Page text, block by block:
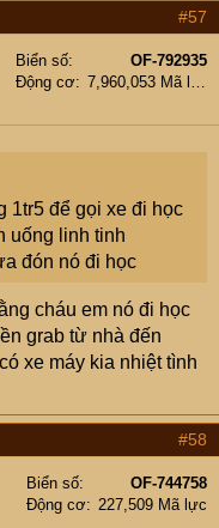
#57
Biển số
OF-792935
Động cơ
1tr5 để gọi xe đi học
uống linh tinh
đón nó đi học
cháu em nó đi học
grab từ nhà đến
xe máy kia nhiệt tình
#58
Biển số
OF-744758
Động cơ
227,509 Mã lực